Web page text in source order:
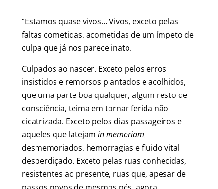
“Estamos quase vivos… Vivos, exceto pelas
faltas cometidas, acometidas de um ímpeto de
culpa que já nos parece inato.
Culpados ao nascer. Exceto pelos erros
insistidos e remorsos plantados e acolhidos,
que uma parte boa qualquer, algum resto de
consciência, teima em tornar ferida não
cicatrizada. Exceto pelos dias passageiros e
aqueles que latejam in memoriam,
desmemoriados, hemorragias e fluido vital
desperdiçado. Exceto pelas ruas conhecidas,
resistentes ao presente, ruas que, apesar de